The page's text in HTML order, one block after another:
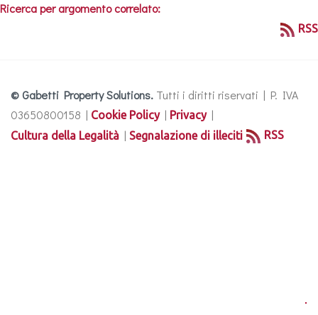
Ricerca per argomento correlato:
RSS
© Gabetti Property Solutions. Tutti i diritti riservati | P. IVA
03650800158 | Cookie Policy| Privacy|
Cultura della Legalità | Segnalazione di illeciti RSS